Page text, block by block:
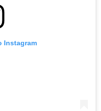
Instagram